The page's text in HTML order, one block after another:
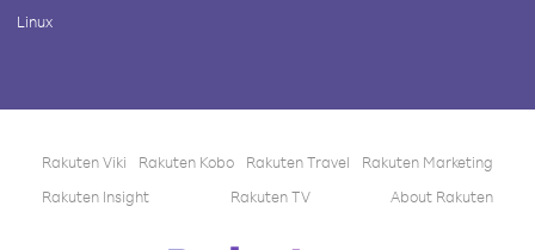
Linux
Rakuten Viki Rakuten Kobo Rakuten Travel
Rakuten Marketing
Rakuten Insight
Rakuten TV About Rakuten